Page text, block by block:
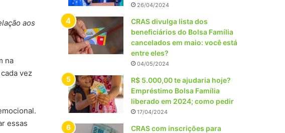
aos
na
vez
essas
26/04/2024
CRAS divulga lista dos
beneficiários do Bolsa Família
cancelados em maio: você está
entre eles?
04/05/2024
R$ 5.000,00 te ajudaria hoje?
Empréstimo Bolsa Família
liberado em 2024; como pedir
17/04/2024
CRAS com inscrições para